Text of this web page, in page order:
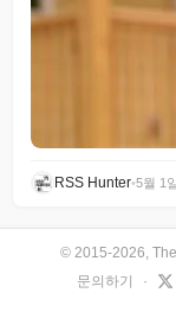
RSS Hunter•5월 1일
© 2015-2026,
문의하기
·